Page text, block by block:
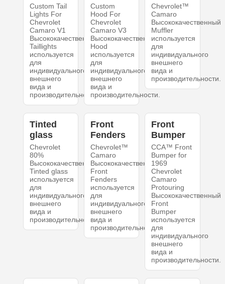
Custom Tail
Lights For
Chevrolet
Camaro V1
Высококачественный
Taillights
используется
для
индивидуального
внешнего
вида и
производительности.
Custom
Hood For
Chevrolet
Camaro V3
Высококачественный
Hood
используется
для
индивидуального
внешнего
вида и
производительности.
Chevrolet™
Camaro
Высококачественный
Muffler
используется
для
индивидуального
внешнего
вида и
производительности.
Tinted
glass
Chevrolet
80%
Высококачественный
Tinted glass
используется
для
индивидуального
внешнего
вида и
производительности.
Front
Fenders
Chevrolet™
Camaro
Высококачественный
Front
Fenders
используется
для
индивидуального
внешнего
вида и
производительности.
Front
Bumper
CCA™ Front
Bumper for
1969
Chevrolet
Camaro
Protouring
Высококачественный
Front
Bumper
используется
для
индивидуального
внешнего
вида и
производительности.